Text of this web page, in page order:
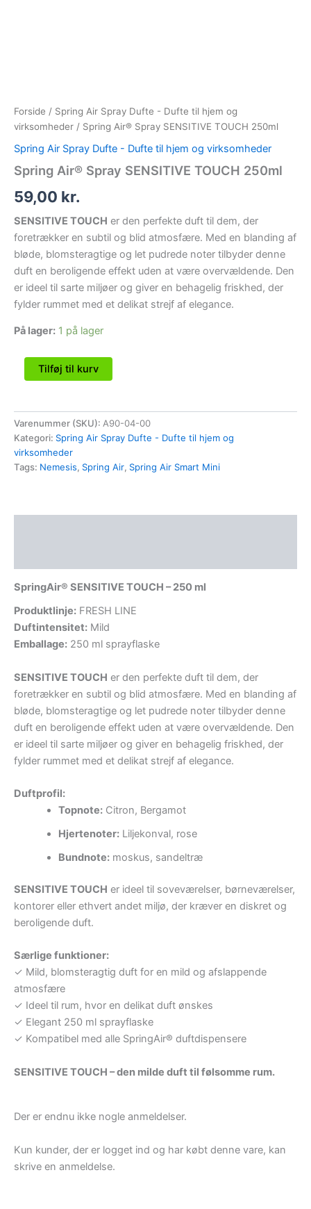
Forside / Spring Air Spray Dufte - Dufte til hjem og
virksomheder / Spring Air® Spray SENSITIVE TOUCH 250ml
Spring Air Spray Dufte - Dufte til hjem og virksomheder
Spring Air® Spray SENSITIVE TOUCH 250ml
59,00 kr.
SENSITIVE TOUCH er den perfekte duft til dem, der
foretrækker en subtil og blid atmosfære. Med en blanding af
bløde, blomsteragtige og let pudrede noter tilbyder denne
duft en beroligende effekt uden at være overvældende. Den
er ideel til sarte miljøer og giver en behagelig friskhed, der
fylder rummet med et delikat strejf af elegance.
På lager: 1 på lager
Tilføj til kurv
Varenummer (SKU): Α90-04-00
Kategori: Spring Air Spray Dufte - Dufte til hjem og
virksomheder
Tags: Nemesis, Spring Air, Spring Air Smart Mini
SpringAir® SENSITIVE TOUCH – 250 ml
Produktlinje: FRESH LINE
Duftintensitet: Mild
Emballage: 250 ml sprayflaske
SENSITIVE TOUCH er den perfekte duft til dem, der
foretrækker en subtil og blid atmosfære. Med en blanding af
bløde, blomsteragtige og let pudrede noter tilbyder denne
duft en beroligende effekt uden at være overvældende. Den
er ideel til sarte miljøer og giver en behagelig friskhed, der
fylder rummet med et delikat strejf af elegance.
Duftprofil:
Topnote:Citron, Bergamot
Hjertenoter:Liljekonval, rose
Bundnote:moskus, sandeltræ
SENSITIVE TOUCH er ideel til soveværelser, børneværelser,
kontorer eller ethvert andet miljø, der kræver en diskret og
beroligende duft.
Særlige funktioner:
✓ Mild, blomsteragtig duft for en mild og afslappende
atmosfære
✓ Ideel til rum, hvor en delikat duft ønskes
✓ Elegant 250 ml sprayflaske
✓ Kompatibel med alle SpringAir® duftdispensere
SENSITIVE TOUCH – den milde duft til følsomme rum.
Der er endnu ikke nogle anmeldelser.
Kun kunder, der er logget ind og har købt denne vare, kan
skrive en anmeldelse.